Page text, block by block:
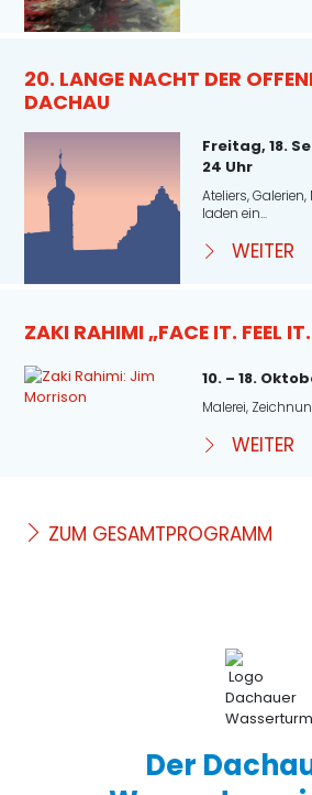
20. LANGE NACHT DER
DACHAU
Freitag, 18.
24 Uhr
Ateliers,
laden ein...
WEITER
ZAKI RAHIMI „FACE IT. FEEL
10. – 18.
Malerei,
WEITER
ZUM GESAMTPROGRAMM
Der